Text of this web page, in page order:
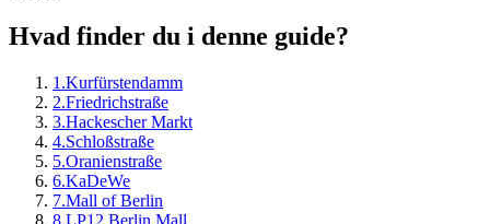
Hvad finder du i denne guide?
1 .Kurfürstendamm
2.Friedrichstraße
3.Hackescher Markt
4.Schloßstraße
5.Oranienstraße
6.KaDeWe
7.Mall of Berlin
8.LP12 Berlin Mall